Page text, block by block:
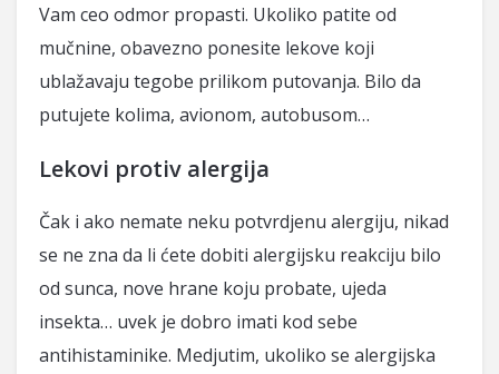
Vam ceo odmor propasti. Ukoliko patite od
mučnine, obavezno ponesite lekove koji
ublažavaju tegobe prilikom putovanja. Bilo da
putujete kolima, avionom, autobusom…
Lekovi protiv alergija
Čak i ako nemate neku potvrdjenu alergiju, nikad
se ne zna da li ćete dobiti alergijsku reakciju bilo
od sunca, nove hrane koju probate, ujeda
insekta… uvek je dobro imati kod sebe
antihistaminike. Medjutim, ukoliko se alergijska